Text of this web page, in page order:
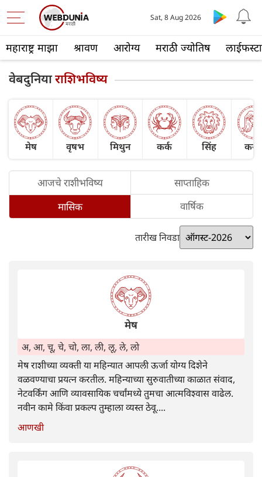
महाराष्ट्र माझा श्रावण आरोग्य मराठी ज्योतिष
Sat, 8 Aug 2026
वेबदुनियाराशिभविष्य
मेष वृषभ मिथुन कर्क सिंह
आजचे राशीभविष्य
साप्ताहिक
मासिक
वार्षिक
तारीख निवडा
मेष
अ, आ, चू, चे, चो, ला, ली, लू, ले, लो
मेष राशीच्या व्यक्ती या महिन्यात आपली ऊर्जा योग्य दिशेने
वळवण्याचा प्रयत्न करतील. महिन्याच्या सुरुवातीच्या काळात संवाद,
नेटवर्किंग आणि व्यावसायिक चर्चांमध्ये तुमचा आत्मविश्वास वाढेल.
नवीन कामे किंवा प्रकल्प तुम्हाला व्यस्त ठेवू....
आणखी